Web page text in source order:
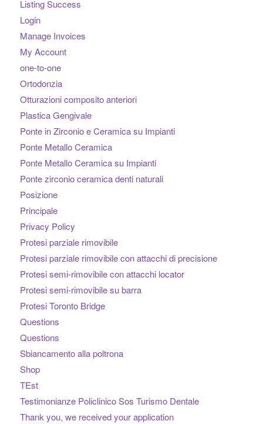
Listing Success
Login
Manage Invoices
My Account
one-to-one
Ortodonzia
Otturazioni composito anteriori
Plastica Gengivale
Ponte in Zirconio e Ceramica su Impianti
Ponte Metallo Ceramica
Ponte Metallo Ceramica su Impianti
Ponte zirconio ceramica denti naturali
Posizione
Principale
Privacy Policy
Protesi parziale rimovibile
Protesi parziale rimovibile con attacchi di precisione
Protesi semi-rimovibile con attacchi locator
Protesi semi-rimovibile su barra
Protesi Toronto Bridge
Questions
Questions
Sbiancamento alla poltrona
Shop
TEst
Testimonianze Policlinico Sos Turismo Dentale
Thank you, we received your application